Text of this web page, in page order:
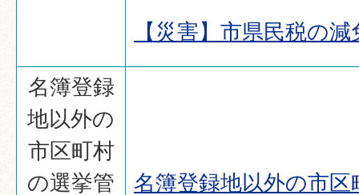
【災害】市県民税の
名簿登録
地以外の
市区町村
の選挙管
名簿登録地以外の市区